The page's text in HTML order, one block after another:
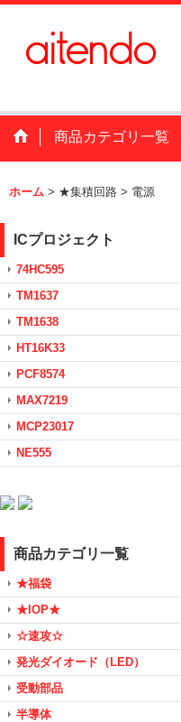
商品カテゴリ一覧
ホーム > ★集積回路 > 電源
ICプロジェクト
74HC595
TM1637
TM1638
HT16K33
PCF8574
MAX7219
MCP23017
NE555
商品カテゴリ一覧
★福袋
★IOP★
☆速攻☆
発光ダイオード（LED）
受動部品
半導体